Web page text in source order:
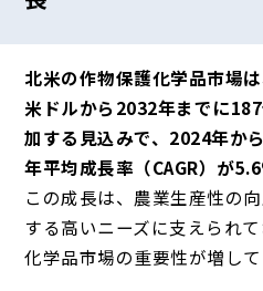
北米の作物保護化学品市場
米ドルから2032年までに
加する見込みで、2024年か
年平均成長率（CAGR）が
この成長は、農業生産性の
する高いニーズに支えられ
化学品市場の重要性が増して